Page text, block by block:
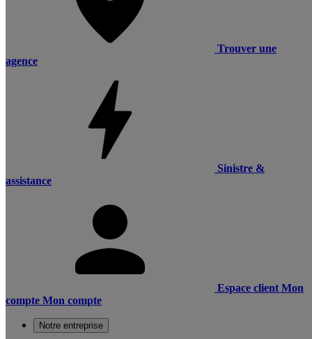
Trouver une
agence
Sinistre &
assistance
Espace client Mon
compte Mon compte
Notre entreprise